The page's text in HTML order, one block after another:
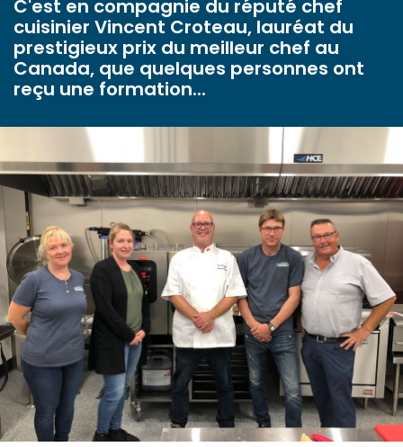
C'est en compagnie du réputé chef
cuisinier Vincent Croteau, lauréat du
prestigieux prix du meilleur chef au
Canada, que quelques personnes ont
reçu une formation...